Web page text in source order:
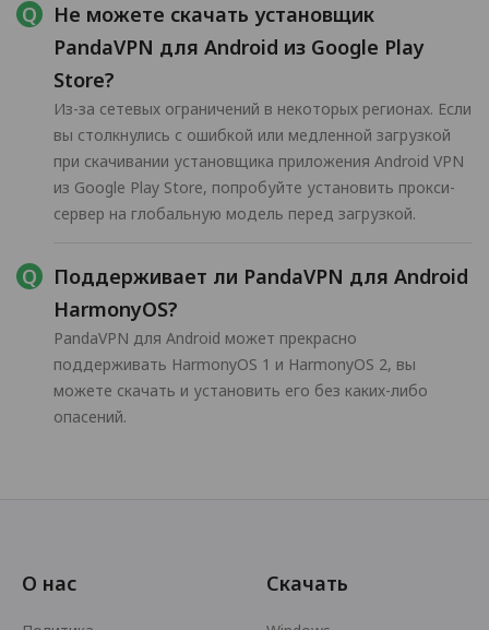
Не можете скачать установщик
PandaVPN для Android из Google Play
Store?
Из-за сетевых ограничений в некоторых регионах. Если
вы столкнулись с ошибкой или медленной загрузкой
при скачивании установщика приложения Android VPN
из Google Play Store, попробуйте установить прокси-
сервер на глобальную модель перед загрузкой.
Поддерживает ли PandaVPN для Android
HarmonyOS?
PandaVPN для Android может прекрасно
поддерживать HarmonyOS 1 и HarmonyOS 2, вы
можете скачать и установить его без каких-либо
опасений.
О нас Скачать